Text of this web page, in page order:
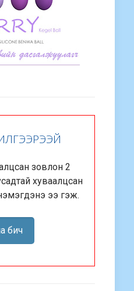
зовлон 2
хуваалцсан
ээ гэж.
бич